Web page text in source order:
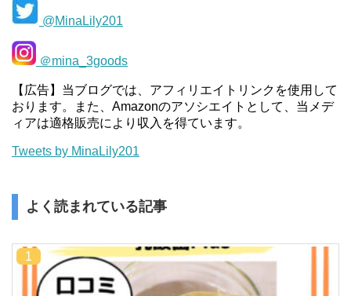
@MinaLily201
＠mina_3goods
【広告】当ブログでは、アフィリエイトリンクを使用して
おります。また、Amazonのアソシエイトとして、当メデ
ィアは適格販売により収入を得ています。
Tweets by MinaLily201
よく読まれている記事